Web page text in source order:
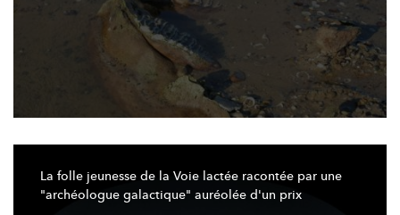
La folle jeunesse de la Voie lactée racontée par une
"archéologue galactique" auréolée d'un prix